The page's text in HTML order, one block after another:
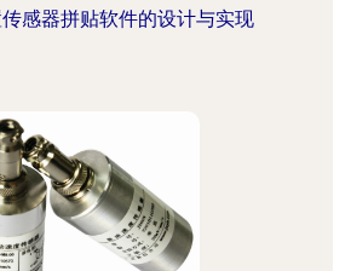
感器拼贴软件的设计与实现